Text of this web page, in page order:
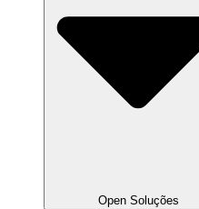
Open Soluções